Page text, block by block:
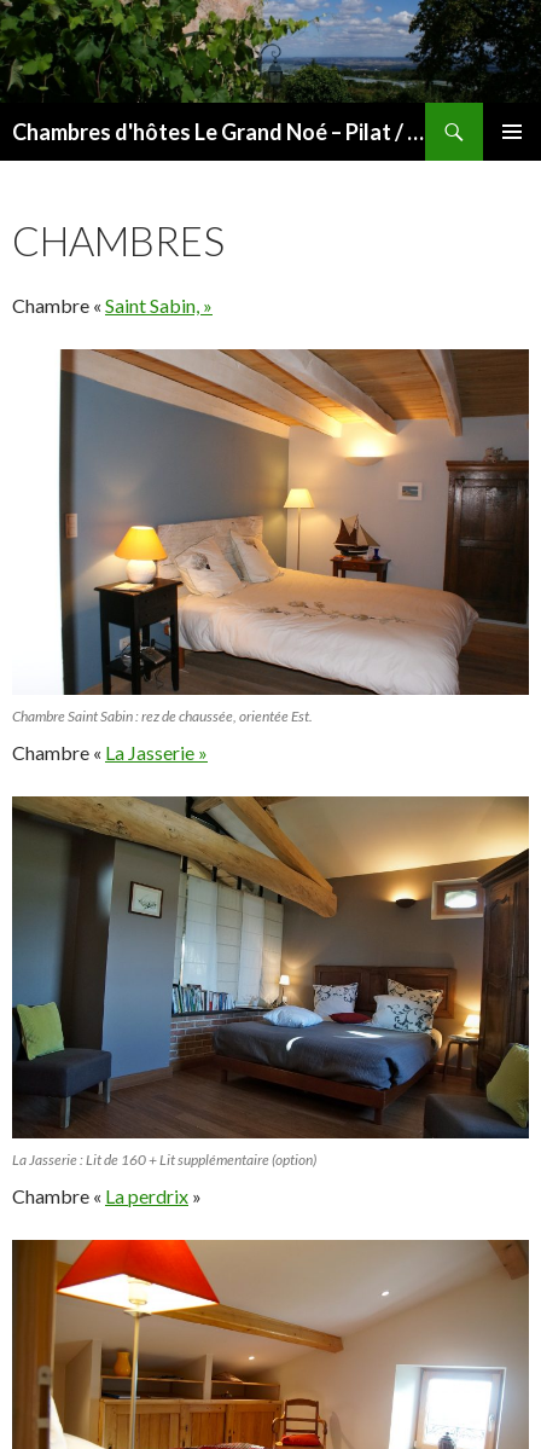
Chambres d'hôtes Le Grand Noé – Pilat / Vallée du Rhône
CHAMBRES
Chambre « Saint Sabin, »
Chambre Saint Sabin : rez de chaussée, orientée Est.
Chambre « La Jasserie »
La Jasserie : Lit de 160 + Lit supplémentaire (option)
Chambre « La perdrix »